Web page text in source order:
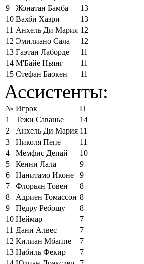
9
Жонатан Бамба
13
10 Вахби Хазри
13
11 Анхель Ди Мария 12
12 Эмилиано Сала
12
13 Гаэтан Лаборде
11
14 М'Байе Ньянг
11
15 Стефан Баокен 11
Ассистенты:
№ Игрок
П
1
Тежи Саванье
14
2
Анхель Ди Мария 11
3
Николя Пепе
11
4
Мемфис Депай
10
5
Кенни Лала
9
6
Нанитамо Иконе
9
7
Флорьян Товен
8
8
Адриен Томассон 8
9
Педру Ребошу
8
10 Неймар
7
11 Дани Алвес
7
12 Килиан Мбаппе
7
13 Набиль Фекир
7